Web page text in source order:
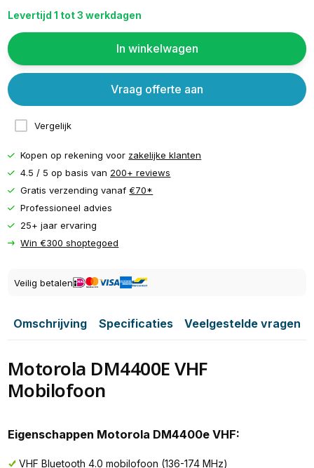
Levertijd 1 tot 3 werkdagen
In winkelwagen
Vergelijk
Vraag offerte aan
Kopen op rekening voor zakelijke klanten
4.5 / 5 op basis van 200+ reviews
Gratis verzending vanaf€70*
Professioneel advies
25+ jaar ervaring
Win €300 shoptegoed
Veilig betalen
Omschrijving Specificaties Veelgestelde vragen
Motorola DM4400E VHF
Mobilofoon
Eigenschappen Motorola DM4400e VHF:
VHF Bluetooth 4.0 mobilofoon (136-174 MHz)